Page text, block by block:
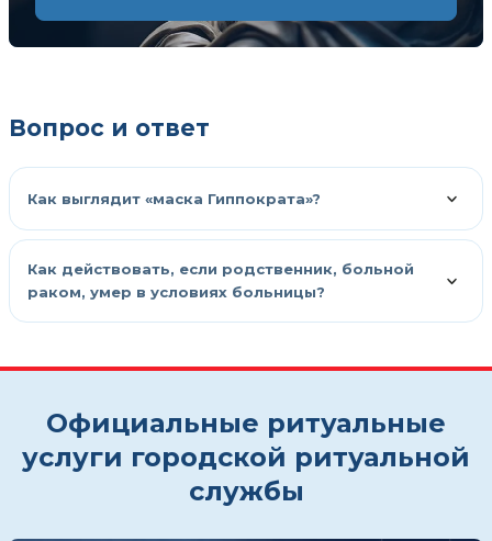
Вопрос и ответ
Как выглядит «маска Гиппократа»?
Как действовать, если родственник, больной
раком, умер в условиях больницы?
Официальные ритуальные
услуги городской ритуальной
службы